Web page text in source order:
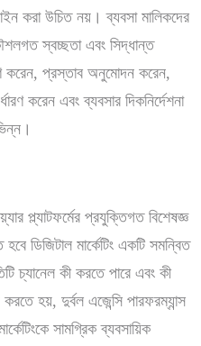
করা উচিত নয়। ব্যবসা মালিকদের
স্বচ্ছতা এবং সিদ্ধান্ত
করেন, প্রস্তাব অনুমোদন করেন,
করেন এবং ব্যবসার দিকনির্দেশনা
প্ল্যাটফর্মের প্রযুক্তিগত বিশেষজ্ঞ
ডিজিটাল মার্কেটিং একটি সমন্বিত
চ্যানেল কী করতে পারে এবং কী
হয়, দুর্বল এজেন্সি পারফরম্যান্স
সামগ্রিক ব্যবসায়িক